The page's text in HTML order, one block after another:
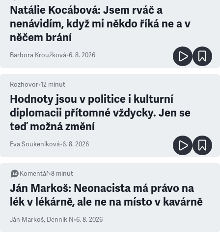
Natálie Kocábová: Jsem rváč a
nenávidím, když mi někdo říká ne a v
něčem brání
Barbora Kroužková•6. 8. 2026
Rozhovor•12 minut
Hodnoty jsou v politice i kulturní
diplomacii přítomné vždycky. Jen se
teď možná změní
Eva Soukeníková•6. 8. 2026
Komentář•8 minut
Ján Markoš: Neonacista má právo na
lék v lékárně, ale ne na místo v kavárně
Ján Markoš, Denník N•6. 8. 2026